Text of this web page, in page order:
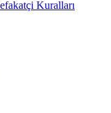
Kuralları